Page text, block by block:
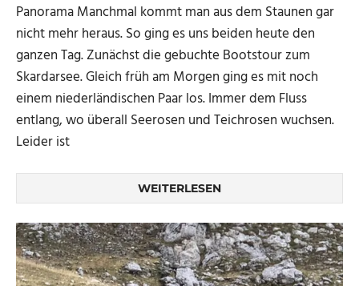
Panorama Manchmal kommt man aus dem Staunen gar
nicht mehr heraus. So ging es uns beiden heute den
ganzen Tag. Zunächst die gebuchte Bootstour zum
Skardarsee. Gleich früh am Morgen ging es mit noch
einem niederländischen Paar los. Immer dem Fluss
entlang, wo überall Seerosen und Teichrosen wuchsen.
Leider ist
WEITERLESEN